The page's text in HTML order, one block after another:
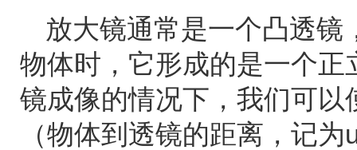
放大镜通常是一个凸透镜
物体时，它形成的是一个
镜成像的情况下，我们可
（物体到透镜的距离，记